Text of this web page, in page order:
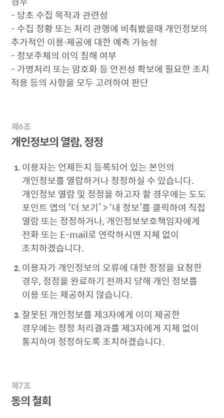
- 당초 수집 목적과 관련성
- 수집 정황 또는 처리 관행에 비춰봤을때 개인정보의
추가적인 이용∙제공에 대한 예측 가능성
- 정보주체의 이익 침해 여부
- 가명처리 또는 암호화 등 안전성 확보에 필요한 조치
적용 등의 사항을 모두 고려하여 판단
제6조
개인정보의 열람, 정정
이용자는 언제든지 등록되어 있는 본인의
개인정보를 열람하거나 정정하실 수 있습니다.
개인정보 열람 및 정정을 하고자 할 경우에는 도도
포인트 앱의 ‘더 보기’ > ‘내 정보’를 클릭하여 직접
열람 또는 정정하거나, 개인정보보호책임자에게
전화 또는 E-mail로 연락하시면 지체 없이
조치하겠습니다.
이용자가 개인정보의 오류에 대한 정정을 요청한
경우, 정정을 완료하기 전까지 당해 개인 정보를
이용 또는 제공하지 않습니다.
잘못된 개인정보를 제3자에게 이미 제공한
경우에는 정정 처리결과를 제3자에게 지체 없이
통지하여 정정하도록 조치하겠습니다.
제7조
동의 철회